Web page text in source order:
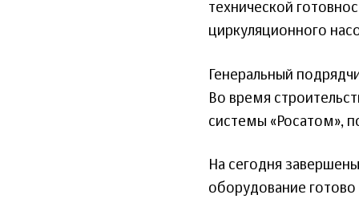
технической
циркуляционного
Генеральный
Во время
системы «Росатом»,
На сегодня
оборудование